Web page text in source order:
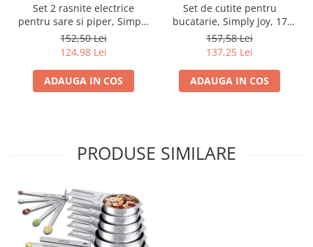
Set 2 rasnite electrice
pentru sare si piper, Simply
Joy, Reincarcabile, Cablu
USB, lumina LED, Perie
curatare, Stand pentru
incarcare, Gri/Negru
152,50 Lei
124,98 Lei
ADAUGA IN COS
Set de cutite pentru
bucatarie, Simply Joy, 17
piese, cu suport acrilic,
Foarfeca si Dispozitiv de
Ascutit inclus, plus
Decojitor fruncte/legume,
Otel Inoxidabil, Negru
157,58 Lei
137,25 Lei
ADAUGA IN COS
PRODUSE SIMILARE